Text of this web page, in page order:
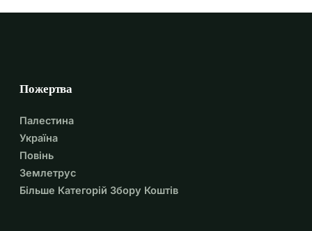
Пожертва
Палестина
Україна
Повінь
Землетрус
Більше Категорій Збору Коштів